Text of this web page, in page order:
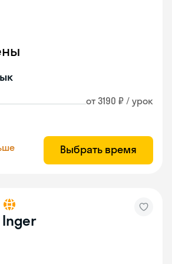
от 3190 ₽ / урок
Выбрать время
Inger